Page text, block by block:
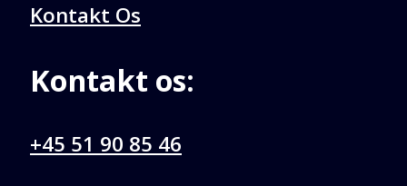
Kontakt Os
Kontakt os:
+45 51 90 85 46